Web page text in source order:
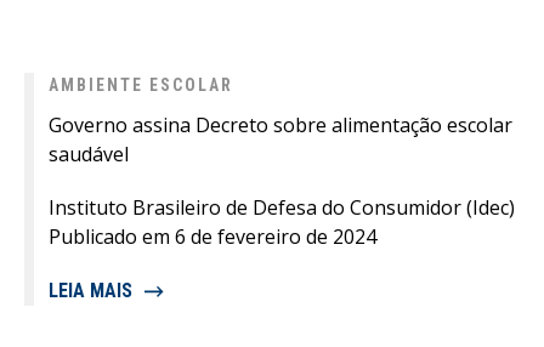
AMBIENTE ESCOLAR
Governo assina Decreto sobre alimentação escolar
saudável
Instituto Brasileiro de Defesa do Consumidor (Idec)
Publicado em 6 de fevereiro de 2024
LEIA MAIS